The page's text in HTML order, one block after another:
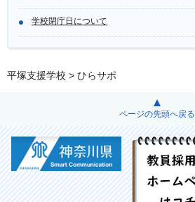
学校閉庁日について
平塚支援学校 > ひらサポ
ページの先頭へ戻る